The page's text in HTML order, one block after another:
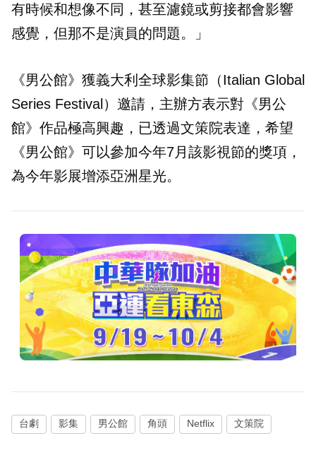
有時候和想像不同，甚至濾鏡或剪接都會影響
感覺，但那不是演員的問題。」
《男公館》獲義大利全球影集節（Italian Global
Series Festival）邀請，主辦方表示對《男公
館》作品極高興趣，已透過文策院表達，希望
《男公館》可以參加今年7月該影視節的獎項，
為今年影展增添亞洲星光。
台劇 影集 男公館 角頭 Netflix 文策院